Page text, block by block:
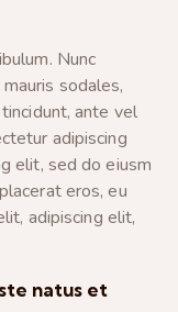
Nunc
sodales,
ante vel
adipiscing
elit, sed do eiusm
eros, eu
adipiscing elit,
natus et